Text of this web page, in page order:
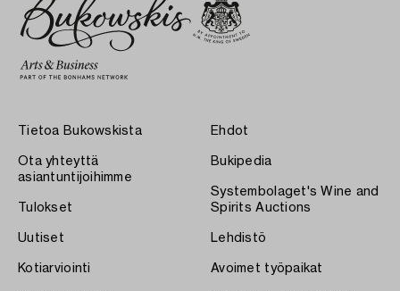
Tietoa Bukowskista
Ota yhteyttä
asiantuntijoihimme
Tulokset
Uutiset
Kotiarviointi
Ehdot
Bukipedia
Systembolaget's Wine and
Spirits Auctions
Lehdistö
Avoimet työpaikat